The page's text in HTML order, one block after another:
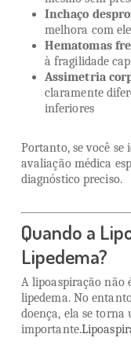
Inchaço
melhora com
Hematomas
à fragilidade
Assimetria
claramente
inferiores
Portanto, se você se
avaliação médica
diagnóstico preciso.
Quando a
Lipedema?
A lipoaspiração não
lipedema. No
doença, ela se
importante.